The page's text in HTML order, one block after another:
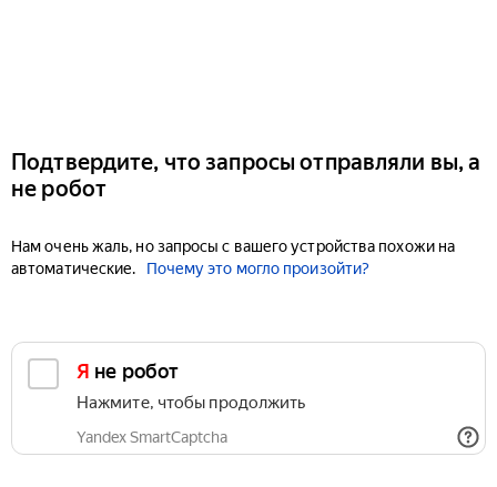
Подтвердите, что запросы отправляли вы, а
не робот
Нам очень жаль, но запросы с вашего устройства похожи на
автоматические.
Почему это могло произойти?
Я не робот
Нажмите, чтобы продолжить
Yandex SmartCaptcha